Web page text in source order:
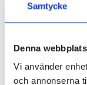
Samtycke
Denna
Vi använder
och annonserna